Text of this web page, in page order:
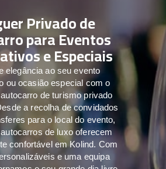
Privado de
para Eventos
e Especiais
elegância ao seu evento
ou ocasião especial com o
de turismo privado
a recolha de convidados
para o local do evento,
de luxo oferecem
confortável em Kolind. Com
e uma equipa